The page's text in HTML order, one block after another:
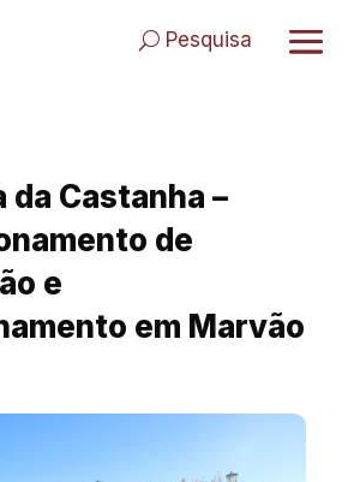
Pesquisa
da Castanha –
de
e
em Marvão